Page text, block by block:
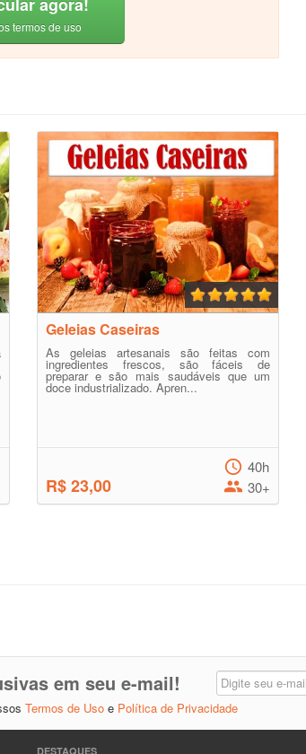
termos de uso
Geleias Caseiras
As geleias artesanais são feitas com
ingredientes frescos, são fáceis de
preparar e são mais saudáveis que um
doce industrializado. Apren...
R$ 23,00
40h
30+
em seu e-mail!
Termos de Uso e Política de Privacidade
DESTAQUES